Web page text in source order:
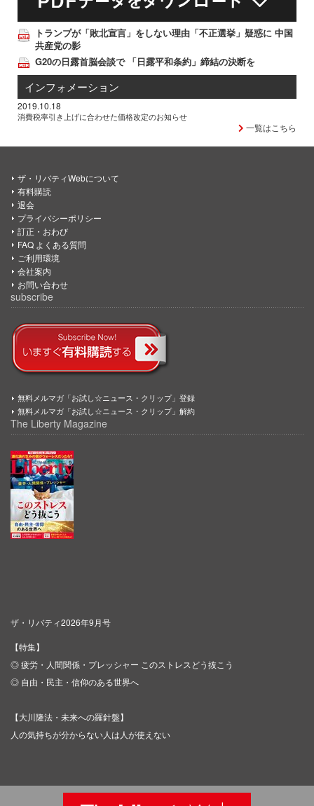
トランプが「敗北宣言」をしない理由「不正選挙」疑惑に 中国
共産党の影
G20の日露首脳会談で 「日露平和条約」締結の決断を
インフォメーション
2019.10.18
消費税率引き上げに合わせた価格改定のお知らせ
一覧はこちら
ザ・リバティWebについて
有料購読
退会
プライバシーポリシー
訂正・おわび
FAQ よくある質問
ご利用環境
会社案内
お問い合わせ
subscribe
無料メルマガ「お試し☆ニュース・クリップ」登録
無料メルマガ「お試し☆ニュース・クリップ」解約
The Liberty Magazine
ザ・リバティ2026年9月号
【特集】
◎ 疲労・人間関係・プレッシャー このストレスどう抜こう
◎ 自由・民主・信仰のある世界へ
【大川隆法・未来への羅針盤】
人の気持ちが分からない人は人が使えない